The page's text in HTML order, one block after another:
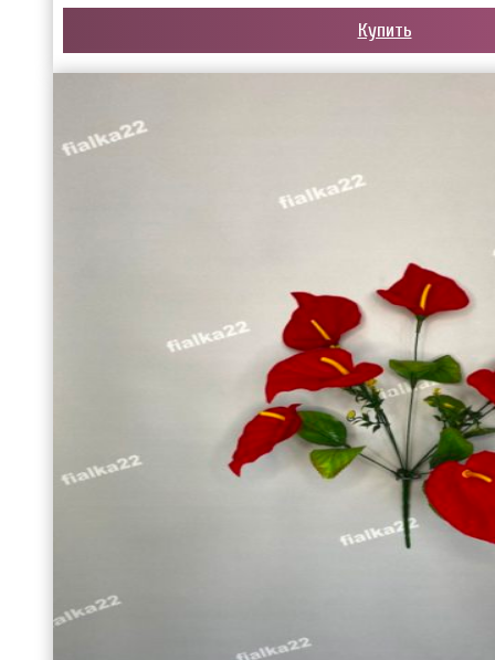
Купить